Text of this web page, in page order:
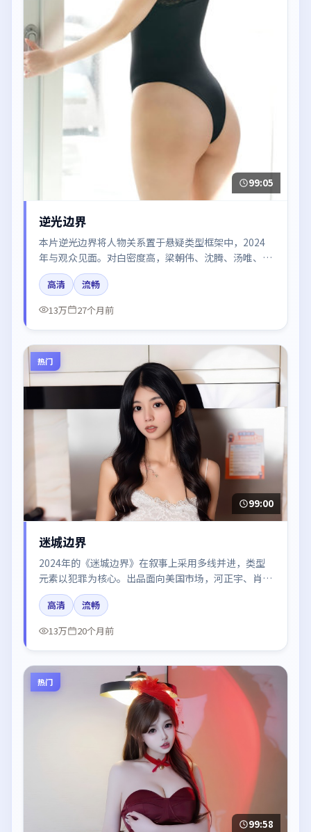
99:05
逆光边界
本片逆光边界将人物关系置于悬疑类型框架中，2024
年与观众见面。对白密度高，梁朝伟、沈腾、汤唯、河
正宇的台词节奏值得关注；整体气质偏泰国都市与冷色
调摄影。
高清
流畅
13万
27个月前
热门
99:00
迷城边界
2024年的《迷城边界》在叙事上采用多线并进，类型
元素以犯罪为核心。出品面向美国市场，河正宇、肖
战、木村拓哉、黄渤、周冬雨所饰角色推动关键反转，
结尾留白引发讨论。
高清
流畅
13万
20个月前
热门
99:58